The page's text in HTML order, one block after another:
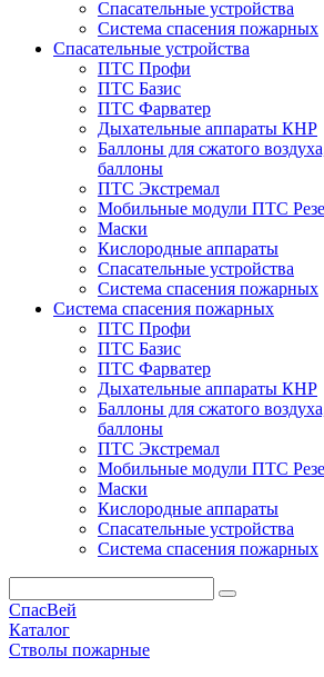
Спасательные устройства
Система спасения пожарных
Спасательные устройства
ПТС Профи
ПТС Базис
ПТС Фарватер
Дыхательные аппараты КНР
Баллоны для сжатого
баллоны
ПТС Экстремал
Мобильные модули ПТС
Маски
Кислородные аппараты
Спасательные устройства
Система спасения пожарных
Система спасения пожарных
ПТС Профи
ПТС Базис
ПТС Фарватер
Дыхательные аппараты КНР
Баллоны для сжатого
баллоны
ПТС Экстремал
Мобильные модули ПТС
Маски
Кислородные аппараты
Спасательные устройства
Система спасения пожарных
СпасВей
Каталог
Стволы пожарные